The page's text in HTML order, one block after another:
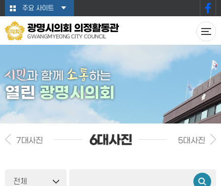
본문바로가기주요 사이트
광명시의회 의정활동관
GWANGMYEONG CITY COUNCIL
시민과 함께 소통하는
열린광명시의회
7대사진 6대사진 5대사진